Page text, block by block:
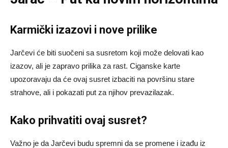
Karmički izazovi i nove prilike
Jarčevi će biti suočeni sa susretom koji može delovati kao
izazov, ali je zapravo prilika za rast. Ciganske karte
upozoravaju da će ovaj susret izbaciti na površinu stare
strahove, ali i pokazati put za njihov prevazilazak.
Kako prihvatiti ovaj susret?
Važno je da Jarčevi budu spremni da se promene i izađu iz